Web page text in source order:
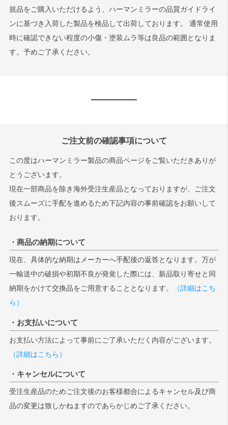
規品をご購入いただけるよう、ハーマンミラーの品質ガイドライ
ンに基づき入荷した製品を検品して出荷しております。 通常使用
時に確認できない程度の小傷・塗装ムラ等は良品の範囲となりま
す。予めご了承ください。
ご注文前の確認事項について
この度はハーマンミラー製品の商品ページをご覧いただきありが
とうございます。
現在一部商品を除き海外受注生産品となっておりますが、ご注文
後スムーズに手配を進めるため下記内容の事前確認をお願いして
おります。
・商品の納期について
現在、具体的な納期はメーカーへ手配後の返答となります。万が
一輸送中の破損や初期不良が発覚した際には、新品取り寄せと同
納期をかけて交換品をご用意することとなります。
（詳細はこち
ら）
・お支払いについて
お支払い方法によって事前にご了承いただく内容がございます。
（詳細はこちら）
・キャンセルについて
受注生産品のためご注文後のお客様都合によるキャンセル及び商
品の変更は致しかねますのであらかじめご了承ください。